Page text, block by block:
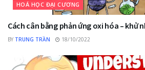
HOÁ HỌC ĐẠI CƯƠNG
Cách cân bằng phản ứng oxi hóa – khử
BY TRUNG TRẦN 18/10/2022